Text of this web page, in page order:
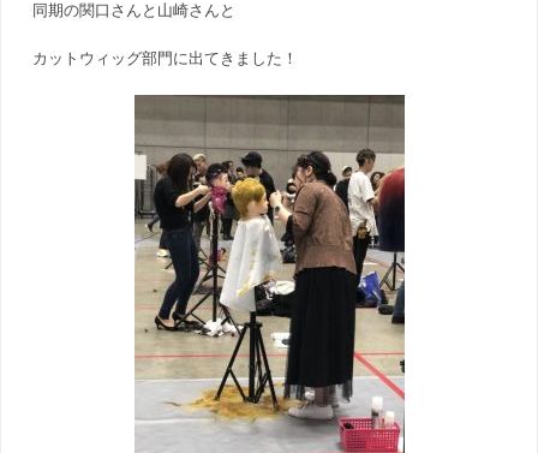
同期の関口さんと山崎さんと
カットウィッグ部門に出てきました！